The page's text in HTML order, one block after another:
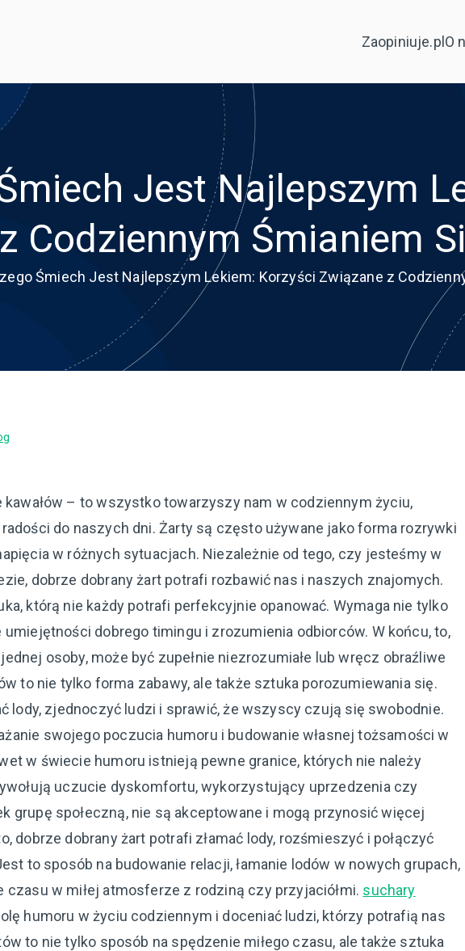
Zaopiniuje.plO
Jest Najlepszym
Codziennym Śmianiem
Śmiech Jest Najlepszym Lekiem: Korzyści Związane z
kawałów – to wszystko towarzyszy nam w codziennym życiu,
do naszych dni. Żarty są często używane jako forma rozrywki
w różnych sytuacjach. Niezależnie od tego, czy jesteśmy w
dobrze dobrany żart potrafi rozbawić nas i naszych znajomych.
którą nie każdy potrafi perfekcyjnie opanować. Wymaga nie tylko
umiejętności dobrego timingu i zrozumienia odbiorców. W końcu, to,
osoby, może być zupełnie niezrozumiałe lub wręcz obraźliwe
to nie tylko forma zabawy, ale także sztuka porozumiewania się.
lody, zjednoczyć ludzi i sprawić, że wszyscy czują się swobodnie.
swojego poczucia humoru i budowanie własnej tożsamości w
w świecie humoru istnieją pewne granice, których nie należy
uczucie dyskomfortu, wykorzystujący uprzedzenia czy
grupę społeczną, nie są akceptowane i mogą przynosić więcej
dobrze dobrany żart potrafi złamać lody, rozśmieszyć i połączyć
to sposób na budowanie relacji, łamanie lodów w nowych grupach,
czasu w miłej atmosferze z rodziną czy przyjaciółmi. suchary
humoru w życiu codziennym i doceniać ludzi, którzy potrafią nas
to nie tylko sposób na spędzenie miłego czasu, ale także sztuka